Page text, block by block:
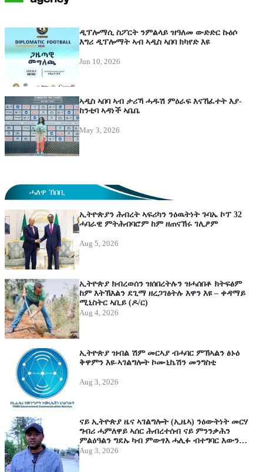
ዲፕሎማሲ ስፖርት ንምልላይ ዝዓለመ ውድድር ኩዕሶ
እግሪ ዲፕሎማት ኣብ ኣዲስ ኣበባ ክካየድ እዩ
Jun 10, 2026
ኣዲስ ኣበባ ኣብ ታሪኻ ሓዱሽ ምዕራፍ እናኸፈተት እያ-
ከንቲባ ኣዳነች ኣቤቤ
May 3, 2026
ሓለዋ ኸበቢ
ኢትዮጵያን ሕብረት ኣፍሪካን ንዕዉትነት ጉባኤ ኮፕ 32
ሓባራዊ ምትሕብባሮም ከም ዘጠናኽሩ ገሊፆም
Aug 5, 2026
ኢትዮጵያ ክብረወሰን ዝሰበረትሉን ዝሓሰበቶ ክትፍፅም
ከም እትኽእልን ደጊማ ዘረጋገፅትሉ እዋን እዩ – ቀዳማይ
ሚኒስትር ኣቢይ (ዶ/ር)
Aug 4, 2026
ኢትዮጵያ ዝብል ሽም መርኣያ ብሓባር ምኽኣልን ፅኑዕ
ቅዋምን እዩ-ኣገልግሎት ኮሙኒኬሽን መንግስቲ
Aug 3, 2026
ናይ ኢትዮጵያ ዜና ኣገልግሎት (ኢዜኣ) ንዕውትነት መርሃ
ግብሪ ሓምለዋይ ኣሰር ሕብረተሰብ ናይ ምንንቃሕን
ምልዕዓልን ግደኡ ካብ ምውፃእ ሓሊፉ ብተግባር እውን
ኣርኣያነቱ የርኢ ኣሎ
Aug 3, 2026